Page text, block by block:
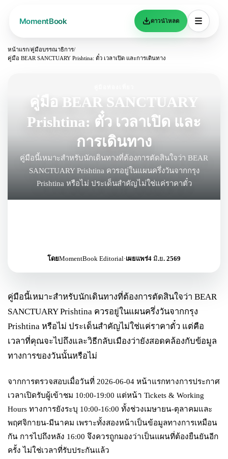
ดาวน์โหลด
หน้าแรก/คู่มือบรรณาธิการ/
คู่มือ BEAR SANCTUARY Prishtina: ตั๋ว เวลาเปิด และการเดินทาง
คู่มือ BEAR SANCTUARY
Prishtina: ตั๋ว เวลาเปิด และ
การเดินทาง
คู่มือนี้เหมาะสำหรับนักเดินทางที่ต้องการตัดสินใจว่า BEAR
SANCTUARY Prishtina ควรอยู่ในแผนครึ่งวันจากกรุง
Prishtina หรือไม่ ประเด็นสำคัญไม่ใช่แค่ราคาตั๋ว
โดยMomentBook Editorial·เผยแพร่4 มิ.ย. 2569
คู่มือนี้เหมาะสำหรับนักเดินทางที่ต้องการตัดสินใจว่า BEAR
SANCTUARY Prishtina ควรอยู่ในแผนครึ่งวันจากกรุง
Prishtina หรือไม่ ประเด็นสำคัญไม่ใช่แค่ราคาตั๋ว แต่คือ
เวลาที่คุณจะไปถึงและวิธีกลับเมืองว่ายังสอดคล้องกับข้อมูล
ทางการของวันนั้นหรือไม่
จากการตรวจสอบเมื่อวันที่ 2026-06-04 หน้าแรกทางการประกาศ
เวลาเปิดรับผู้เข้าชม 10:00-19:00 แต่หน้า Tickets & Working
Hours ทางการยังระบุ 10:00-16:00 ทั้งช่วงเมษายน-ตุลาคมและ
พฤศจิกายน-มีนาคม เพราะทั้งสองหน้าเป็นข้อมูลทางการเหมือน
กัน การไปถึงหลัง 16:00 จึงควรถูกมองว่าเป็นแผนที่ต้องยืนยันอีก
ครั้ง ไม่ใช่เวลาที่รับประกันแล้ว